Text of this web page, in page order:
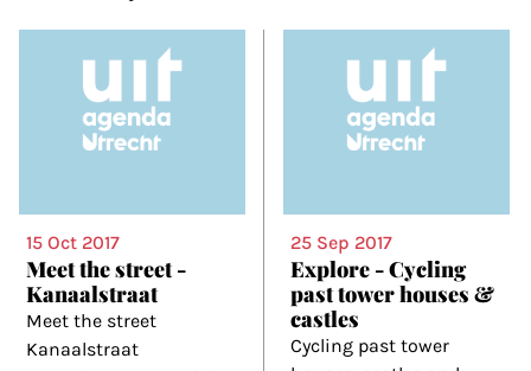
15 Oct 2017
Meet the street -
Kanaalstraat
Meet the street
Kanaalstraat
25 Sep 2017
Explore - Cycling
past tower houses &
castles
Cycling past tower